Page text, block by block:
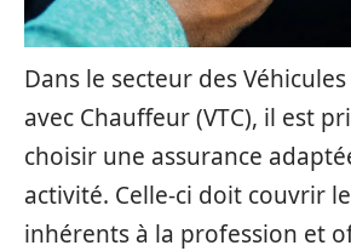
Dans le secteur des
avec Chauffeur (VTC), il est
choisir une assurance
activité. Celle-ci doit couvrir
inhérents à la profession et